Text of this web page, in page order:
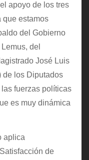
apoyo de los tres
que estamos
del Gobierno
del
José Luis
los Diputados
fuerzas políticas
es muy dinámica
aplica
de